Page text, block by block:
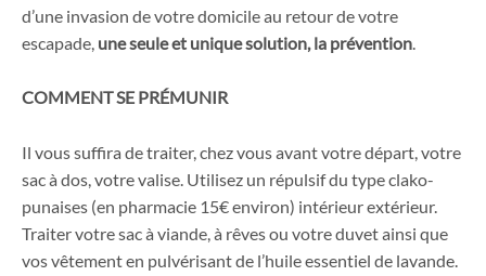
d’une invasion de votre domicile au retour de votre
escapade, une seule et unique solution, la prévention.
COMMENT SE PRÉMUNIR
Il vous suffira de traiter, chez vous avant votre départ, votre
sac à dos, votre valise. Utilisez un répulsif du type clako-
punaises (en pharmacie 15€ environ) intérieur extérieur.
Traiter votre sac à viande, à rêves ou votre duvet ainsi que
vos vêtement en pulvérisant de l’huile essentiel de lavande.